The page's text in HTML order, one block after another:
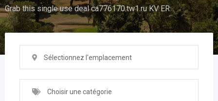
Grab this single use deal ca776170.tw1.ru KV ER
Sélectionnez l'emplacement
Choisir une catégorie